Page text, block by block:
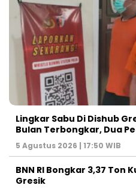
Lingkar Sabu Di Dishub
Bulan Terbongkar, Dua
5 Agustus 2026 | 17:50 WIB
BNN RI Bongkar 3,37 Ton
Gresik